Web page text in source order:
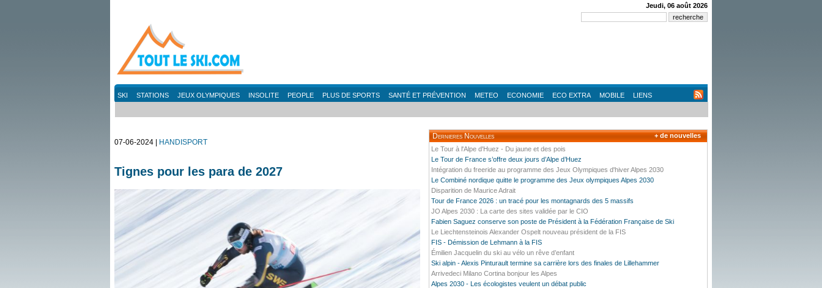
Jeudi, 06 août 2026
SKI STATIONS JEUX OLYMPIQUES INSOLITE PEOPLE PLUS DE SPORTS SANTÉ ET PRÉVENTION METEO ECONOMIE ECO EXTRA MOBILE LIENS
07-06-2024 | HANDISPORT
Tignes pour les para de 2027
Dernieres Nouvelles
Le Tour à l'Alpe d'Huez - Du jaune et des pois
Le Tour de France s’offre deux jours d’Alpe d’Huez
Intégration du freeride au programme des Jeux Olympiques d'hiver Alpes 2030
Le Combiné nordique quitte le programme des Jeux olympiques Alpes 2030
Disparition de Maurice Adrait
Tour de France 2026 : un tracé pour les montagnards des 5 massifs
JO Alpes 2030 : La carte des sites validée par le CIO
Fabien Saguez conserve son poste de Président à la Fédération Française de Ski
Le Liechtensteinois Alexander Ospelt nouveau président de la FIS
FIS - Démission de Lehmann à la FIS
Émilien Jacquelin du ski au vélo un rêve d’enfant
Ski alpin - Alexis Pinturault termine sa carrière lors des finales de Lillehammer
Arrivedeci Milano Cortina bonjour les Alpes
Alpes 2030 - Les écologistes veulent un débat public
+ de nouvelles